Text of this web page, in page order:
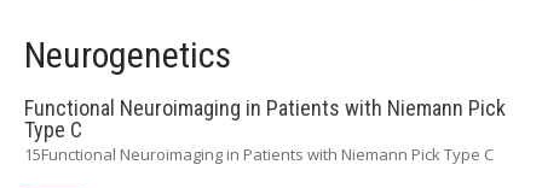
Neurogenetics
Functional Neuroimaging in Patients with Niemann Pick
Type C
15Functional Neuroimaging in Patients with Niemann Pick Type C